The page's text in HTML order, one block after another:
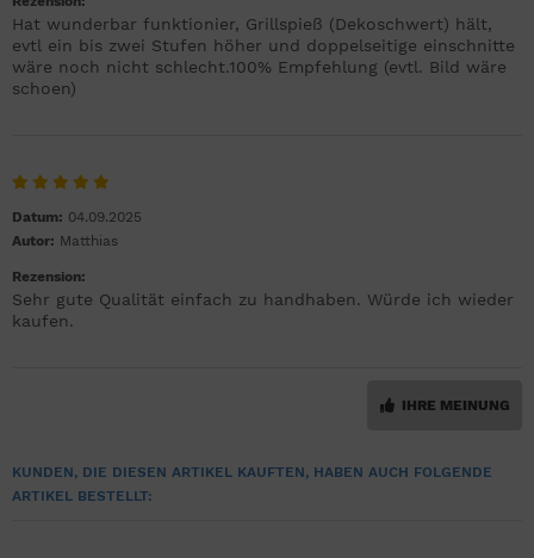
Hat wunderbar funktionier, Grillspieß (Dekoschwert) hält,
evtl ein bis zwei Stufen höher und doppelseitige einschnitte
wäre noch nicht schlecht.100% Empfehlung (evtl. Bild wäre
schoen)
Datum: 04.09.2025
Autor: Matthias
Rezension:
Sehr gute Qualität einfach zu handhaben. Würde ich wieder
kaufen.
IHRE MEINUNG
KUNDEN, DIE DIESEN ARTIKEL KAUFTEN, HABEN AUCH FOLGENDE
ARTIKEL BESTELLT: